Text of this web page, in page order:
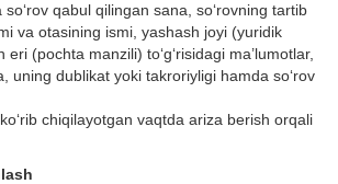
qabul qilingan sana, sо‘rovning tartib
va otasining ismi, yashash joyi (yuridik
(pochta manzili) tо‘g‘risidagi ma’lumotlar,
uning dublikat yoki takroriyligi hamda sо‘rov
chiqilayotgan vaqtda ariza berish orqali